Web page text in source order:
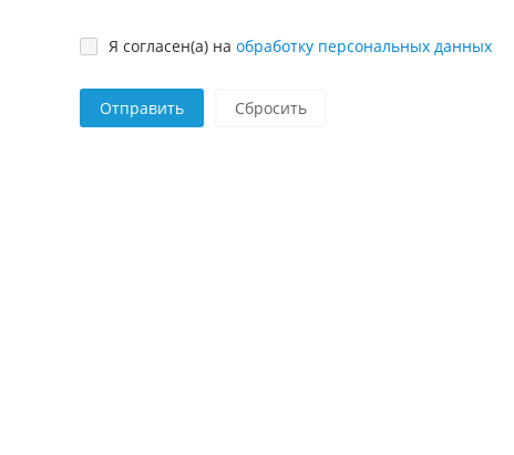
Я согласен(а) на обработку персональных данных
Отправить